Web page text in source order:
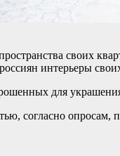
своих
интерьеры
для
согласно опросам,